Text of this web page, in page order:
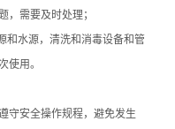
，需要及时处理；
水源，清洗和消毒设备和管
使用。
安全操作规程，避免发生